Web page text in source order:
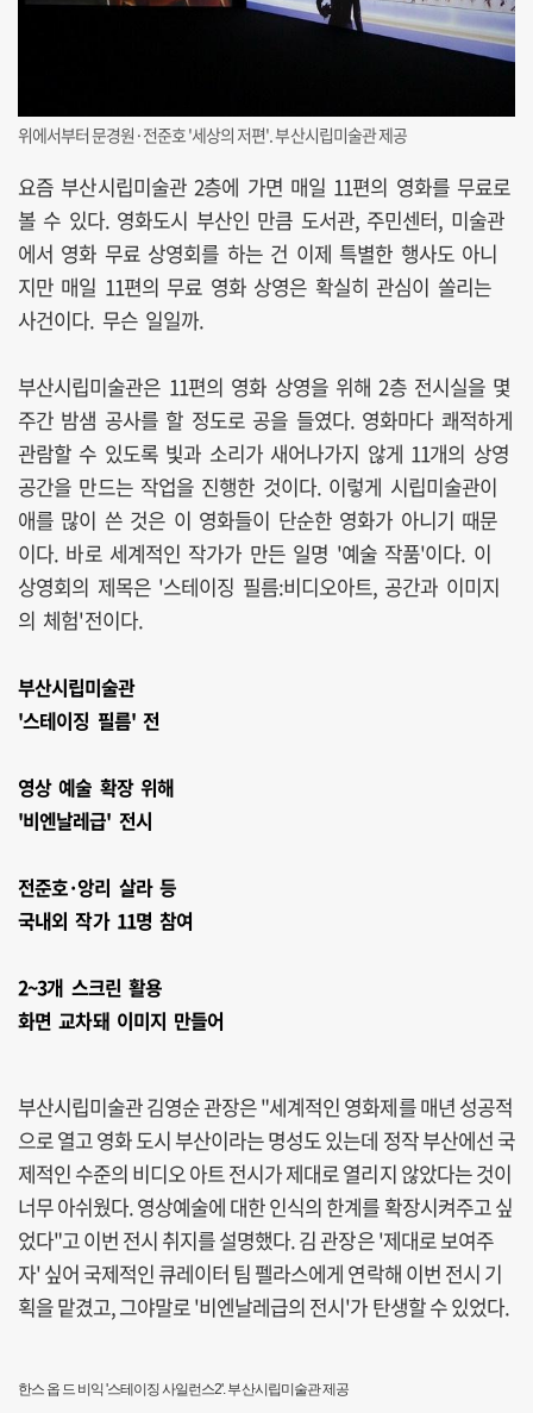
위에서부터 문경원·전준호 '세상의 저편'. 부산시립미술관 제공
요즘 부산시립미술관 2층에 가면 매일 11편의 영화를 무료로
볼 수 있다. 영화도시 부산인 만큼 도서관, 주민센터, 미술관
에서 영화 무료 상영회를 하는 건 이제 특별한 행사도 아니
지만 매일 11편의 무료 영화 상영은 확실히 관심이 쏠리는
사건이다. 무슨 일일까.
부산시립미술관은 11편의 영화 상영을 위해 2층 전시실을 몇
주간 밤샘 공사를 할 정도로 공을 들였다. 영화마다 쾌적하게
관람할 수 있도록 빛과 소리가 새어나가지 않게 11개의 상영
공간을 만드는 작업을 진행한 것이다. 이렇게 시립미술관이
애를 많이 쓴 것은 이 영화들이 단순한 영화가 아니기 때문
이다. 바로 세계적인 작가가 만든 일명 '예술 작품'이다. 이
상영회의 제목은 '스테이징 필름:비디오아트, 공간과 이미지
의 체험'전이다.
부산시립미술관
'스테이징 필름' 전
영상 예술 확장 위해
'비엔날레급' 전시
전준호·앙리 살라 등
국내외 작가 11명 참여
2~3개 스크린 활용
화면 교차돼 이미지 만들어
부산시립미술관 김영순 관장은 "세계적인 영화제를 매년 성공적
으로 열고 영화 도시 부산이라는 명성도 있는데 정작 부산에선 국
제적인 수준의 비디오 아트 전시가 제대로 열리지 않았다는 것이
너무 아쉬웠다. 영상예술에 대한 인식의 한계를 확장시켜주고 싶
었다"고 이번 전시 취지를 설명했다. 김 관장은 '제대로 보여주
자' 싶어 국제적인 큐레이터 팀 펠라스에게 연락해 이번 전시 기
획을 맡겼고, 그야말로 '비엔날레급의 전시'가 탄생할 수 있었다.
한스 옵 드 비익 '스테이징 사일런스2'. 부산시립미술관 제공